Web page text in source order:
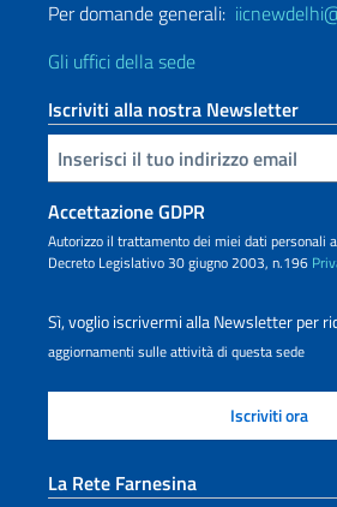
Per domande generali:
Gli uffici della sede
Iscriviti alla nostra Newsletter
Inserisci la tua email
Accettazione GDPR
Autorizzo il trattamento dei miei dati personali
Decreto Legislativo 30 giugno 2003, n.196
Sì, voglio iscrivermi alla Newsletter per
aggiornamenti sulle attività di questa sede
La Rete Farnesina